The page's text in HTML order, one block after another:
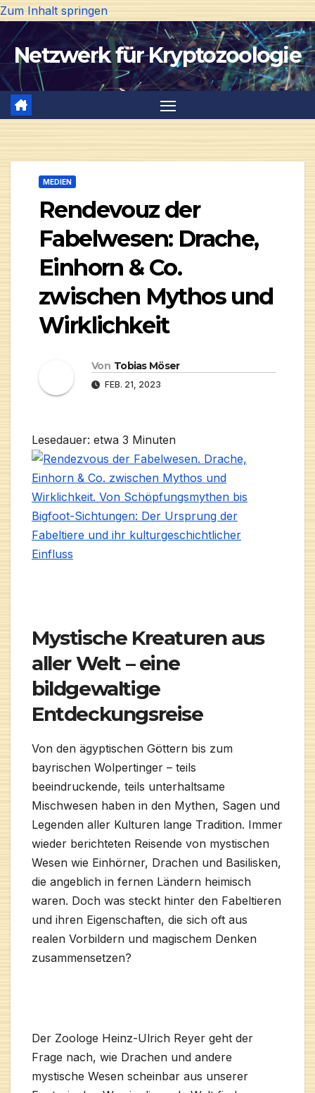
Zum Inhalt springen
Netzwerk für Kryptozoologie
MEDIEN
Rendevouz der
Fabelwesen: Drache,
Einhorn & Co.
zwischen Mythos und
Wirklichkeit
Von Tobias Möser
FEB. 21, 2023
Lesedauer: etwa 3 Minuten
Mystische Kreaturen aus
aller Welt – eine
bildgewaltige
Entdeckungsreise
Von den ägyptischen Göttern bis zum
bayrischen Wolpertinger – teils
beeindruckende, teils unterhaltsame
Mischwesen haben in den Mythen, Sagen und
Legenden aller Kulturen lange Tradition. Immer
wieder berichteten Reisende von mystischen
Wesen wie Einhörner, Drachen und Basilisken,
die angeblich in fernen Ländern heimisch
waren. Doch was steckt hinter den Fabeltieren
und ihren Eigenschaften, die sich oft aus
realen Vorbildern und magischem Denken
zusammensetzen?
Der Zoologe Heinz-Ulrich Reyer geht der
Frage nach, wie Drachen und andere
mystische Wesen scheinbar aus unserer